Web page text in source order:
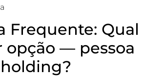
Frequente: Qual
opção — pessoa